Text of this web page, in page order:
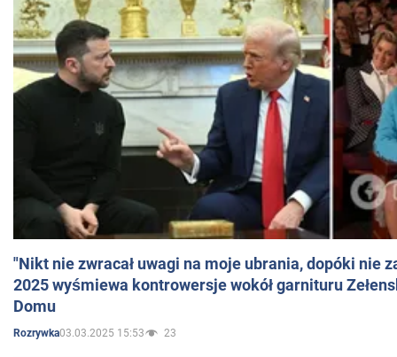
"Nikt nie zwracał uwagi na moje ubrania, dopóki nie
2025 wyśmiewa kontrowersje wokół garnituru
Domu
Rozrywka03.03.2025 15:53 23